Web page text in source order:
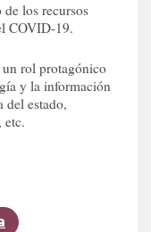
los recursos
COVID-19.
un rol protagónico
y la información
del estado,
etc.